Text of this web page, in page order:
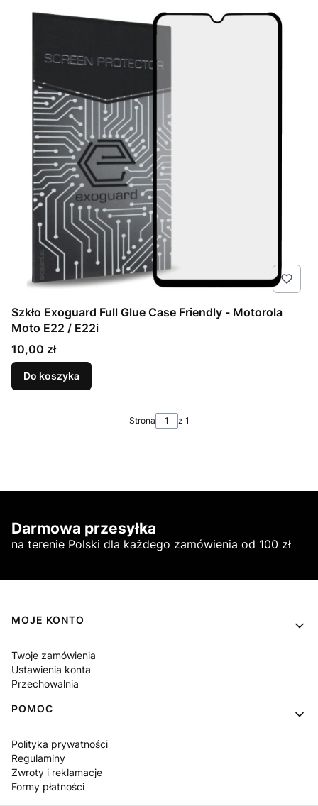
Szkło Exoguard Full Glue Case Friendly - Motorola
Moto E22 / E22i
Cena
10,00 zł
Do koszyka
Strona z 1
Darmowa przesyłka
na terenie Polski dla każdego zamówienia od 100 zł
Linki w stopce
MOJE KONTO
Twoje zamówienia
Ustawienia konta
Przechowalnia
POMOC
Polityka prywatności
Regulaminy
Zwroty i reklamacje
Formy płatności